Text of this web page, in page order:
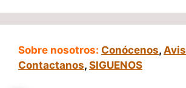
Sobre nosotros: Conócenos,
Contactanos, SIGUENOS